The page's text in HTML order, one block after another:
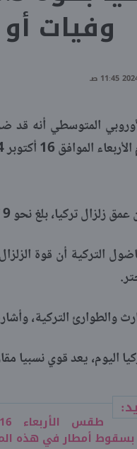
وفيات
16 أكتوبر 2024.
بلغ نحو 9 كيلومتر تحت سطح الأرض.
التركية أن قوة
والطوارئ التركية،
بسقوط أمطار في هذه